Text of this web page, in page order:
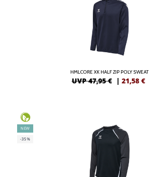
HMLCORE XK HALF ZIP POLY SWEAT
UVP 47,95 € | 21,58 €
NEW
-35%